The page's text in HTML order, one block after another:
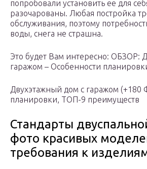
попробовали установить ее для
разочарованы. Любая постройка
обслуживания, поэтому
воды, снега не страшна.
Это будет Вам интересно: ОБЗОР:
гаражом – Особенности
Двухэтажный дом с гаражом (+180
планировки, ТОП-9 преимуществ
Стандарты
фото красивых
требования к